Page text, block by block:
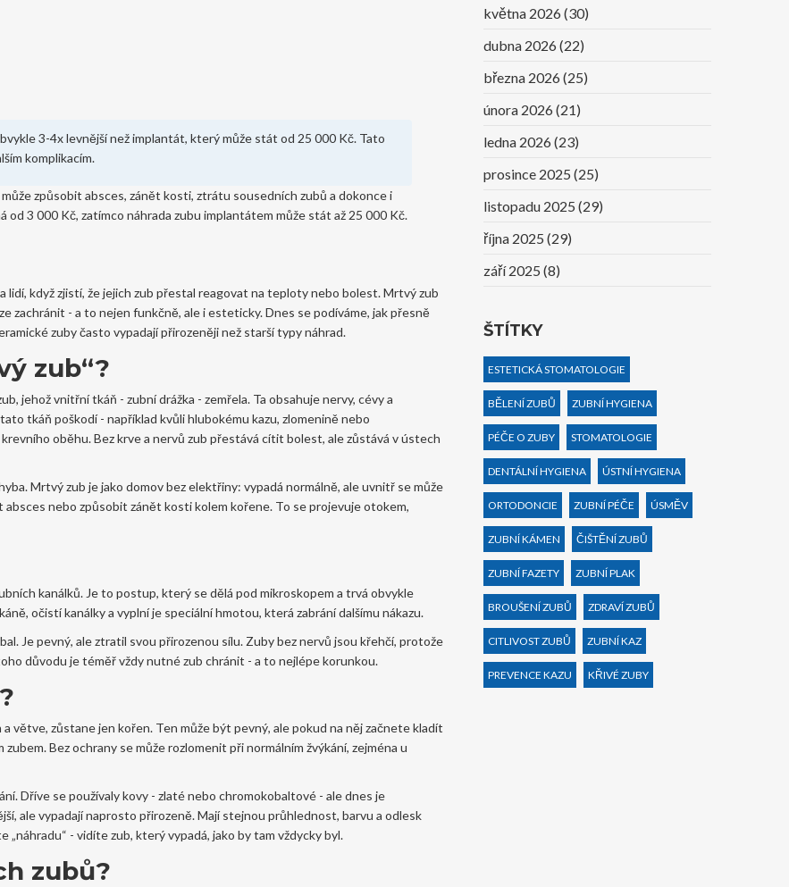
3-4x levnější než implantát, který může stát od 25 000 Kč. Tato
komplikacím.
způsobit absces, zánět kosti, ztrátu sousedních zubů a dokonce i
od 3 000 Kč, zatímco náhrada zubu implantátem může stát až 25 000 Kč.
lidí, když zjistí, že jejich zub přestal reagovat na teploty nebo bolest. Mrtvý zub
zachránit - a to nejen funkčně, ale i esteticky. Dnes se podíváme, jak přesně
zuby často vypadají přirozeněji než starší typy náhrad.
zub“?
jehož vnitřní tkáň - zubní drážka - zemřela. Ta obsahuje nervy, cévy a
tkáň poškodí - například kvůli hlubokému kazu, zlomenině nebo
oběhu. Bez krve a nervů zub přestává cítit bolest, ale zůstává v ústech
Mrtvý zub je jako domov bez elektřiny: vypadá normálně, ale uvnitř se může
nebo způsobit zánět kosti kolem kořene. To se projevuje otokem,
kanálků. Je to postup, který se dělá pod mikroskopem a trvá obvykle
očistí kanálky a vyplní je speciální hmotou, která zabrání dalšímu nákazu.
Je pevný, ale ztratil svou přirozenou sílu. Zuby bez nervů jsou křehčí, protože
důvodu je téměř vždy nutné zub chránit - a to nejlépe korunkou.
větve, zůstane jen kořen. Ten může být pevný, ale pokud na něj začnete kladít
Bez ochrany se může rozlomenit při normálním žvýkání, zejména u
Dříve se používaly kovy - zlaté nebo chromokobaltové - ale dnes je
ale vypadají naprosto přirozeně. Mají stejnou průhlednost, barvu a odlesk
- vidíte zub, který vypadá, jako by tam vždycky byl.
zubů?
května 2026 (30)
dubna 2026 (22)
března 2026 (25)
února 2026 (21)
ledna 2026 (23)
prosince 2025 (25)
listopadu 2025 (29)
října 2025 (29)
září 2025 (8)
ŠTÍTKY
ESTETICKÁ STOMATOLOGIE
BĚLENÍ ZUBŮ ZUBNÍ HYGIENA
PÉČE O ZUBY STOMATOLOGIE
DENTÁLNÍ HYGIENA ÚSTNÍ HYGIENA
ORTODONCIE ZUBNÍ PÉČE ÚSMĚV
ZUBNÍ KÁMEN ČIŠTĚNÍ ZUBŮ
ZUBNÍ FAZETY ZUBNÍ PLAK
BROUŠENÍ ZUBŮ ZDRAVÍ ZUBŮ
CITLIVOST ZUBŮ ZUBNÍ KAZ
PREVENCE KAZU KŘIVÉ ZUBY